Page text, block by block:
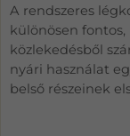
A rendszeres
különösen fontos,
közlekedésből
nyári használat
belső részeinek